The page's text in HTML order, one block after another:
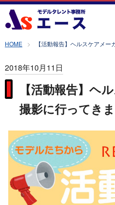
HOME 【活動報告】ヘルスケアメー
2018年10月11日
【活動報告】ヘ
撮影に行ってき